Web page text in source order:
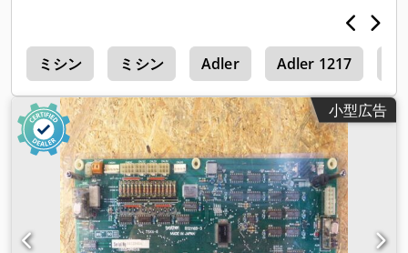
ミシン ミシン Adler Adler 1217
小型広告